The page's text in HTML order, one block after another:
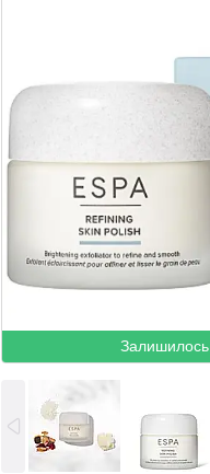
Залишилось